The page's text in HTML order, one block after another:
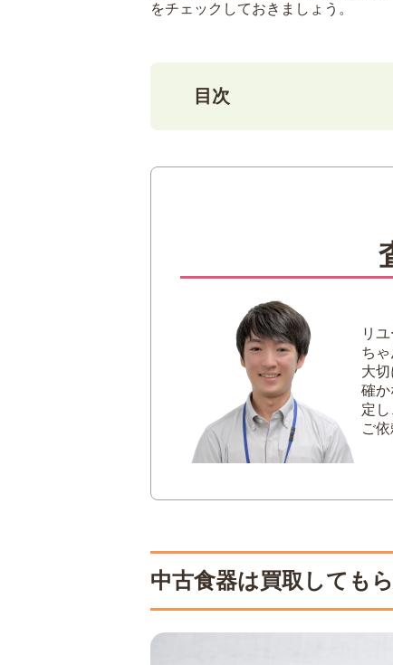
をチェックしておきましょう。
目次
古伊万里・有
オールドノリタ
オールドバカラ
高値買取につながりやす
ウェッジウッド
ロイヤルコペン
マイセン
ティファニー
ヘレンド
4
ノーブランドの中古食器
処分するものと
バックスタンプ
リ
ち
大切
確
定
ご
中古食器は買取しても